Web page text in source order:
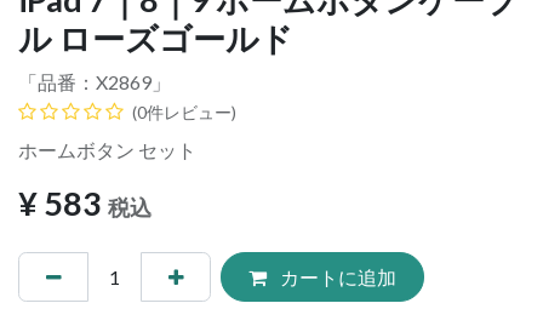
ル ローズゴールド
「品番： X2869 」
(0件レビュー)
ホームボタン セット
¥583 税込
カートに追加